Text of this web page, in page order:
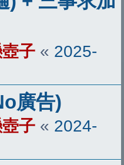
子 « 2025-
廣告)
子 « 2024-